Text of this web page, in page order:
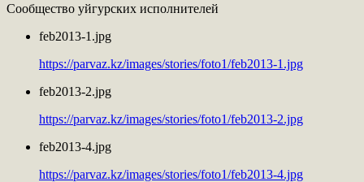
Сообщество уйгурских исполнителей
feb2013-1.jpg
https://parvaz.kz/images/stories/foto1/feb2013-1.jpg
feb2013-2.jpg
https://parvaz.kz/images/stories/foto1/feb2013-2.jpg
feb2013-4.jpg
https://parvaz.kz/images/stories/foto1/feb2013-4.jpg